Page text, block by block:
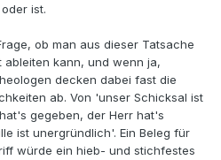
ist.
ob man aus dieser Tatsache
ableiten kann, und wenn ja,
decken dabei fast die
ab. Von 'unser Schicksal ist
gegeben, der Herr hat's
ist unergründlich'. Ein Beleg für
würde ein hieb- und stichfestes